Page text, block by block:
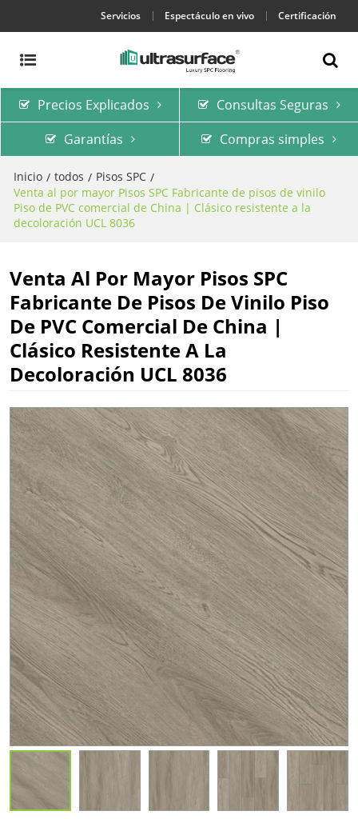
Servicios Espectáculo en vivo Certificación
Precios Explicados
Consultas Seguras
Garantías
Compras simples
Inicio / todos / Pisos SPC /
Venta al por mayor Pisos SPC Fabricante de pisos de vinilo
Piso de PVC comercial de China | Clásico resistente a la
decoloración UCL 8036
Venta Al Por Mayor Pisos SPC
Fabricante De Pisos De Vinilo Piso
De PVC Comercial De China |
Clásico Resistente A La
Decoloración UCL 8036